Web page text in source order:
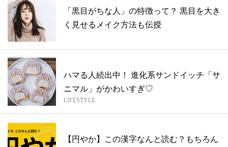
「黒目がちな人」の特徴って？ 黒目を大き
く見せるメイク方法も伝授
ハマる人続出中！ 進化系サンドイッチ「サ
ニマル」がかわいすぎ♡
LIFESTYLE
【円やか】この漢字なんと読む？もちろん